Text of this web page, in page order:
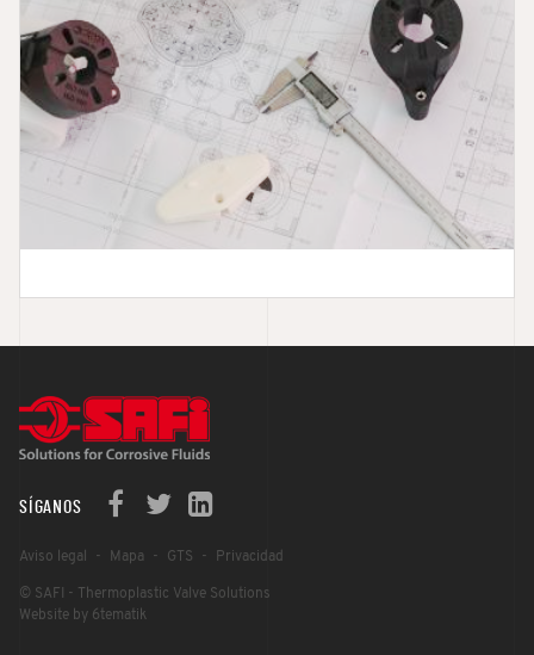
SÍGANOS
Aviso legal Mapa GTS Privacidad
© SAFI - Thermoplastic Valve Solutions
Website by 6tematik